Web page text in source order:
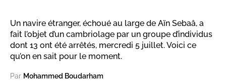
Un navire étranger, échoué au large de Aïn Sebaâ, a
fait l’objet d’un cambriolage par un groupe d’individus
dont 13 ont été arrêtés, mercredi 5 juillet. Voici ce
qu’on en sait pour le moment.
Par Mohammed Boudarham